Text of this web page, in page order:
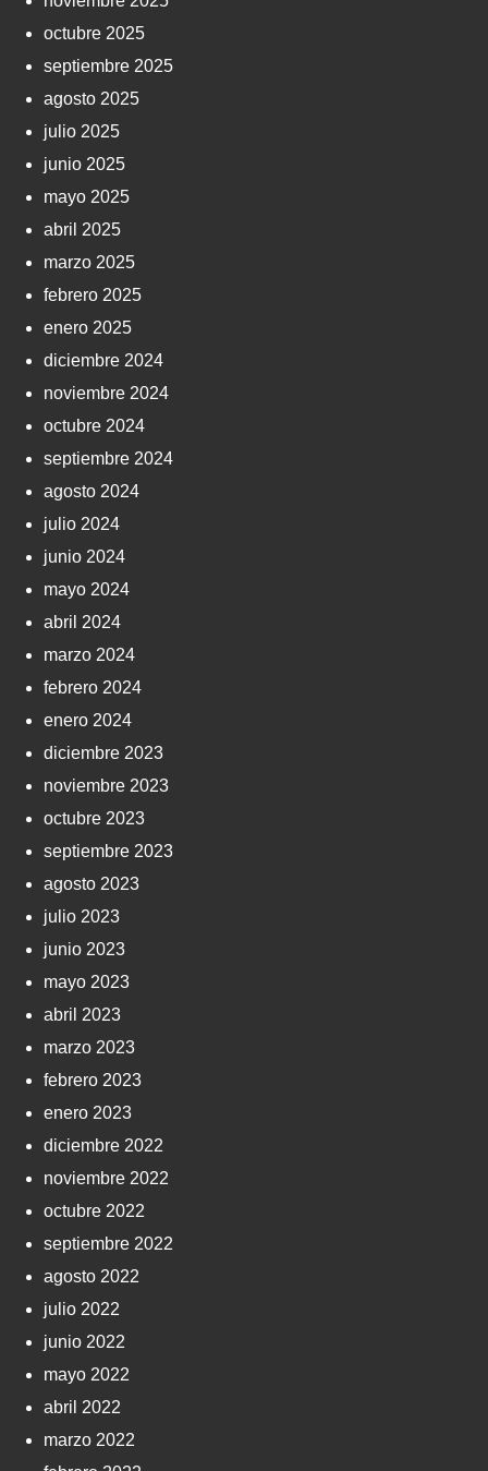
octubre 2025
septiembre 2025
agosto 2025
julio 2025
junio 2025
mayo 2025
abril 2025
marzo 2025
febrero 2025
enero 2025
diciembre 2024
noviembre 2024
octubre 2024
septiembre 2024
agosto 2024
julio 2024
junio 2024
mayo 2024
abril 2024
marzo 2024
febrero 2024
enero 2024
diciembre 2023
noviembre 2023
octubre 2023
septiembre 2023
agosto 2023
julio 2023
junio 2023
mayo 2023
abril 2023
marzo 2023
febrero 2023
enero 2023
diciembre 2022
noviembre 2022
octubre 2022
septiembre 2022
agosto 2022
julio 2022
junio 2022
mayo 2022
abril 2022
marzo 2022